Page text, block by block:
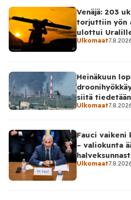
kertoi perjantaiaamuna 7.
Telegram-päivityksessä, että
hyökkäsivät yön aikana yli 20
Nikopolin alueella iskuja
kaupunkiin sekä […]
Venäjä: 203
torjuttiin yön
ulottui
Ulkomaat
Heinäkuun
siitä
Ulkomaat
Fauci vaikeni
– valiokunta
Ulkomaat